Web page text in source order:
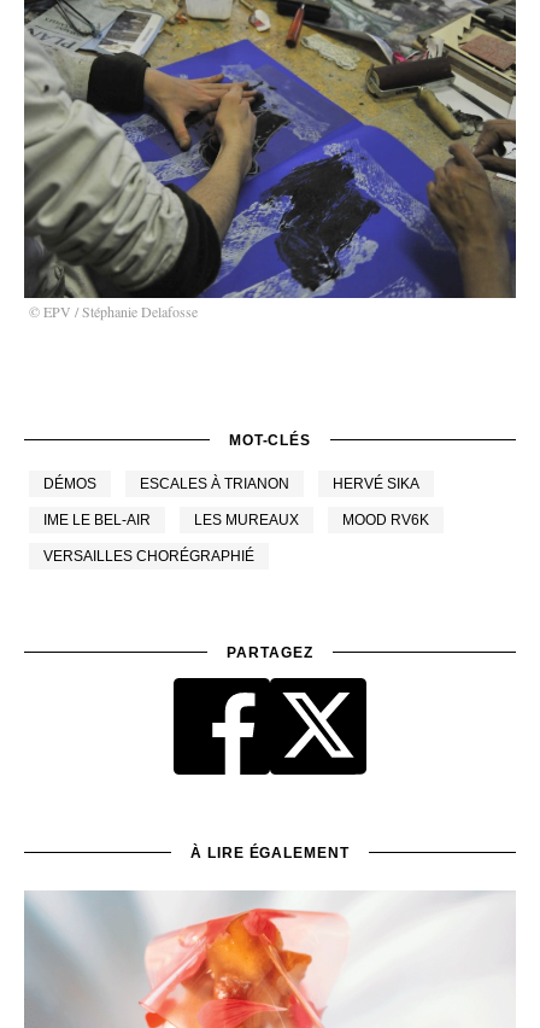
© EPV / Stéphanie Delafosse
MOT-CLÉS
DÉMOS ESCALES À TRIANON HERVÉ SIKA
IME LE BEL-AIR LES MUREAUX MOOD RV6K
VERSAILLES CHORÉGRAPHIÉ
PARTAGEZ
À LIRE ÉGALEMENT